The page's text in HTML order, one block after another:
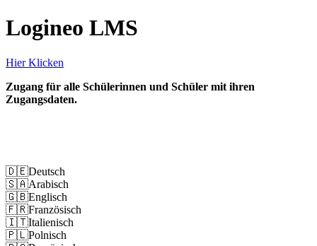
Logineo LMS
Hier Klicken
Zugang für alle Schülerinnen und Schüler mit ihren
Zugangsdaten.
🇩🇪Deutsch
🇸🇦Arabisch
🇬🇧Englisch
🇫🇷Französisch
🇮🇹Italienisch
🇵🇱Polnisch